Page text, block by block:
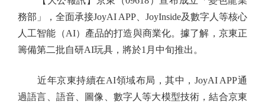
務部」，全面承接JoyAI APP、JoyInside及數字人等核心
人工智能（AI）產品的打造與商業化。據了解，京東正
籌備第二批自研AI玩具，將於1月中旬推出。
近年京東持續在AI領域布局，其中，JoyAI APP通
過語言、語音、圖像、數字人等大模型技術，結合京東